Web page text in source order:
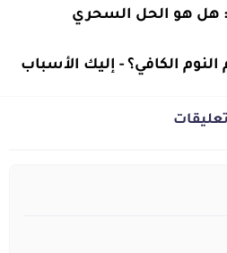
هل هو الحل السحري
الكافي؟ - إليك الأسباب
تعليقات